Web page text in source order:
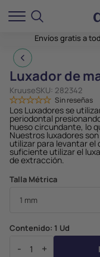
Envíos gratis a
Luxador de
KruuseSKU: 282342
Sin reseñas
Los Luxadores se
periodontal
hueso circundante, lo
Nuestros luxadores
utilizar para levantar el
suficiente utilizar el
de extracción.
Talla Métrica
Contenido: 1 Ud
- +